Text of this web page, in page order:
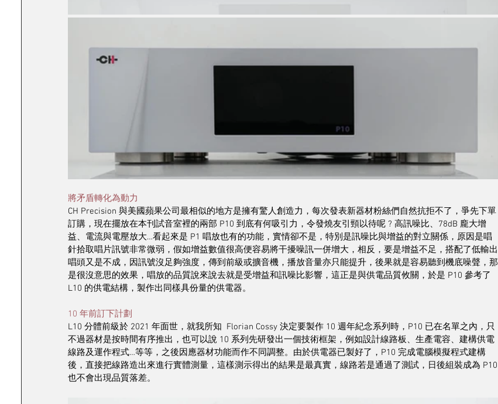
將矛盾轉化為動力
CH Precision 與美國蘋果公司最相似的地方是擁有驚人創造力，每次發表新器材粉絲們自然抗拒不了，爭先下單
訂購，現在擺放在本刊試音室裡的兩部 P10 到底有何吸引力，令發燒友引頸以待呢 ? 高訊噪比、78dB 龐大增
益、電流與電壓放大…看起來是 P1 唱放也有的功能，實情卻不是，特別是訊噪比與增益的對立關係，原因是唱
針拾取唱片訊號非常微弱，假如增益數值很高便容易將干擾噪訊一併增大，相反，要是增益不足，搭配了低輸出
唱頭又是不成，因訊號沒足夠強度，傳到前級或擴音機，播放音量亦只能提升，後果就是容易聽到機底噪聲，那
是很沒意思的效果，唱放的品質說來說去就是受增益和訊噪比影響，這正是與供電品質攸關，於是 P10 參考了
L10 的供電結構，製作出同樣具份量的供電器。
10 年前訂下計劃
L10 分體前級於 2021 年面世，就我所知  Florian Cossy 決定要製作 10 週年紀念系列時，P10 已在名單之內，只
不過器材是按時間有序推出，也可以說 10 系列先研發出一個技術框架，例如設計線路板、生產電容、建構供電
線路及運作程式…等等，之後因應器材功能而作不同調整。由於供電器已製好了，P10 完成電腦模擬程式建構
後，直接把線路造出來進行實體測量，這樣測示得出的結果是最真實，線路若是通過了測試，日後組裝成為 P10
也不會出現品質落差。